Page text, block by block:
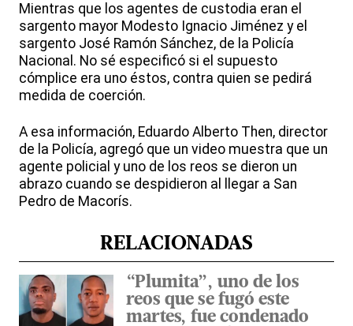
Mientras que los agentes de custodia eran el
sargento mayor Modesto Ignacio Jiménez y el
sargento José Ramón Sánchez, de la Policía
Nacional. No sé especificó si el supuesto
cómplice era uno éstos, contra quien se pedirá
medida de coerción.
A esa información, Eduardo Alberto Then, director
de la Policía, agregó que un video muestra que un
agente policial y uno de los reos se dieron un
abrazo cuando se despidieron al llegar a San
Pedro de Macorís.
RELACIONADAS
“Plumita”, uno de los
reos que se fugó este
martes, fue condenado